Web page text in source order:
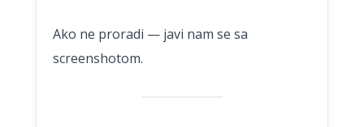
Ako ne proradi — javi nam se sa
screenshotom.